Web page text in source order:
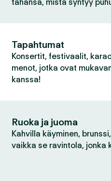
tahansa, mistä syntyy
Tapahtumat
Konsertit, festivaalit,
menot, jotka ovat
kanssa!
Ruoka ja juoma
Kahvilla käyminen,
vaikka se ravintola, jonka